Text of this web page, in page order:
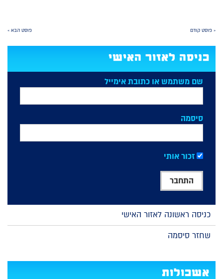
« פוסט קודם פוסט הבא »
כניסה לאזור האישי
שם משתמש או כתובת אימייל
סיסמה
זכור אותי
כניסה ראשונה לאזור האישי
שחזר סיסמה
אשכולות